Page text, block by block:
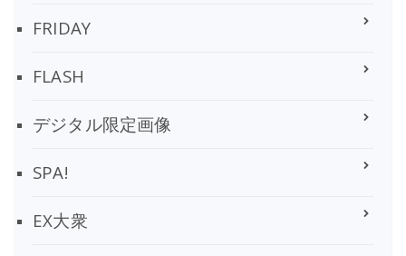
FRIDAY
FLASH
デジタル限定画像
SPA!
EX大衆